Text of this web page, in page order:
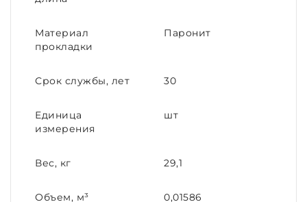
Материал
прокладки
Паронит
Срок службы, лет 30
Единица
измерения
шт
Вес, кг 29,1
Объем, м³ 0,01586